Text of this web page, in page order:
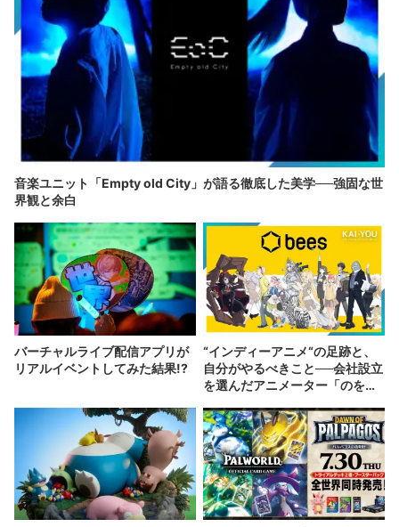
音楽ユニット「Empty old City」が語る徹底した美学──強固な世
界観と余白
バーチャルライブ配信アプリが
リアルイベントしてみた結果!?
“インディーアニメ“の足跡と、
自分がやるべきこと──会社設立
を選んだアニメーター「のを